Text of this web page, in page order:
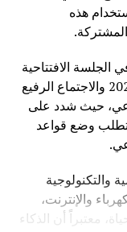
هذه
الجلسة الافتتاحية
للمؤتمر العالمي للذكاء الاصطناعي لعام 2026 والاجتماع الرفيع
حيث شدد على
وضع قواعد
والتكنولوجية
والإنترنت،
معتبراً أن الذكاء